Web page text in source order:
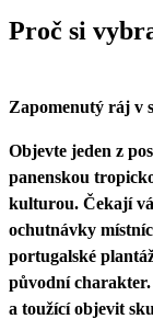
Proč si
Zapomenutý ráj v
Objevte jeden z
panenskou
kulturou. Čekají
ochutnávky
portugalské
původní
a toužící objevit